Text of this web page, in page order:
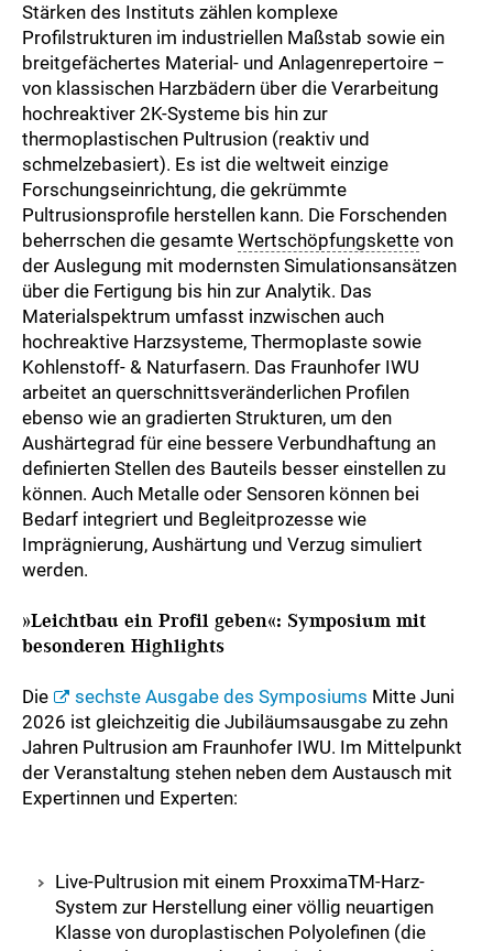
Stärken des Instituts zählen komplexe
Profilstrukturen im industriellen Maßstab sowie ein
breitgefächertes Material- und Anlagenrepertoire –
von klassischen Harzbädern über die Verarbeitung
hochreaktiver 2K-Systeme bis hin zur
thermoplastischen Pultrusion (reaktiv und
schmelzebasiert). Es ist die weltweit einzige
Forschungseinrichtung, die gekrümmte
Pultrusionsprofile herstellen kann. Die Forschenden
beherrschen die gesamte Wertschöpfungskette von
der Auslegung mit modernsten Simulationsansätzen
über die Fertigung bis hin zur Analytik. Das
Materialspektrum umfasst inzwischen auch
hochreaktive Harzsysteme, Thermoplaste sowie
Kohlenstoff- & Naturfasern. Das Fraunhofer IWU
arbeitet an querschnittsveränderlichen Profilen
ebenso wie an gradierten Strukturen, um den
Aushärtegrad für eine bessere Verbundhaftung an
definierten Stellen des Bauteils besser einstellen zu
können. Auch Metalle oder Sensoren können bei
Bedarf integriert und Begleitprozesse wie
Imprägnierung, Aushärtung und Verzug simuliert
werden.
»Leichtbau ein Profil geben«: Symposium mit
besonderen Highlights
Die sechste Ausgabe des Symposiums Mitte Juni
2026 ist gleichzeitig die Jubiläumsausgabe zu zehn
Jahren Pultrusion am Fraunhofer IWU. Im Mittelpunkt
der Veranstaltung stehen neben dem Austausch mit
Expertinnen und Experten:
Live-Pultrusion mit einem ProxximaTM-Harz-
System zur Herstellung einer völlig neuartigen
Klasse von duroplastischen Polyolefinen (die